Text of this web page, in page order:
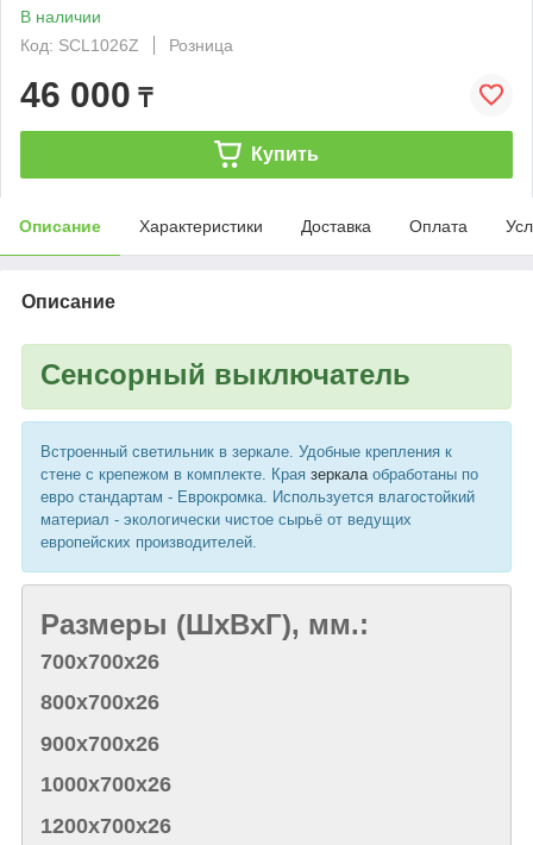
В наличии
Код: SCL1026Z
Розница
46 000 ₸
Купить
Описание Характеристики Доставка Оплата
Описание
Сенсорный выключатель
Встроенный светильник в зеркале. Удобные крепления к
стене с крепежом в комплекте. Края зеркала обработаны по
евро стандартам - Еврокромка. Используется влагостойкий
материал - экологически чистое сырьё от ведущих
европейских производителей.
Размеры (ШхВхГ), мм.:
700х700х26
800х700х26
900х700х26
1000х700х26
1200х700х26